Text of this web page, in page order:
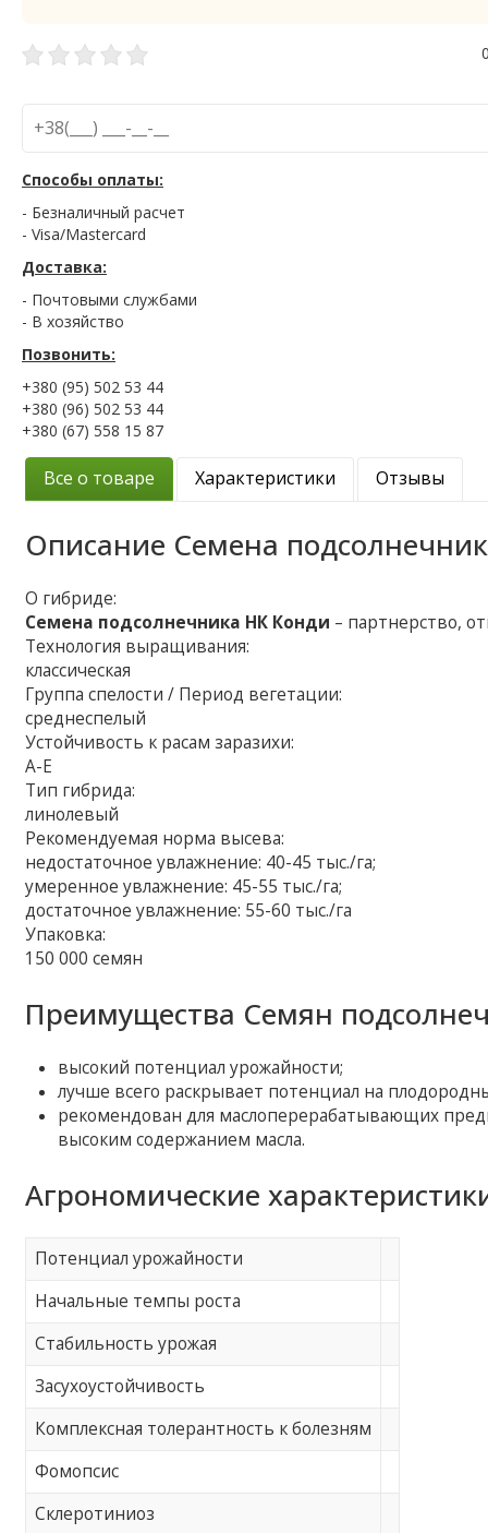
Способы оплаты:
- Безналичный расчет
- Visa/Mastercard
Доставка:
- Почтовыми службами
- В хозяйство
Позвонить:
+380 (95) 502 53 44
+380 (96) 502 53 44
+380 (67) 558 15 87
Все о товаре Характеристики Отзывы
Описание Семена
О гибриде:
Семена подсолнечника НК Конди – партнерство,
Технология выращивания:
классическая
Группа спелости / Период вегетации:
среднеспелый
Устойчивость к расам заразихи:
A-E
Тип гибрида:
линолевый
Рекомендуемая норма высева:
недостаточное увлажнение: 40-45 тыс./га;
умеренное увлажнение: 45-55 тыс./га;
достаточное увлажнение: 55-60 тыс./га
Упаковка:
150 000 семян
Преимущества Семян
высокий потенциал урожайности;
лучше всего раскрывает потенциал на
рекомендован для маслоперерабатывающих
высоким содержанием масла.
Агрономические
Потенциал урожайности
Начальные темпы роста
Стабильность урожая
Засухоустойчивость
Комплексная толерантность к болезням
Фомопсис
Склеротиниоз